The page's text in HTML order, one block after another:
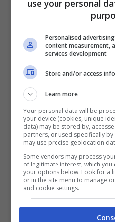
Veronica Peparini in babydoll è
Tra le pubblicazioni di
quella che ha colpito i
vigilia di
use your personal
Personalised
content measurement,
services development
Store and/or access
Learn more
Your personal data will be
your device (cookies, unique
data) may be stored by,
partners, or used specifically
may use precise geolocation
Some vendors may process
of legitimate interest, which
your options below. Look for a
or in the site menu to manage
and cookie settings.